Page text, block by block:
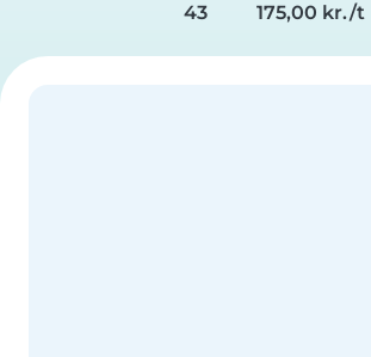
43
175,00 kr./t